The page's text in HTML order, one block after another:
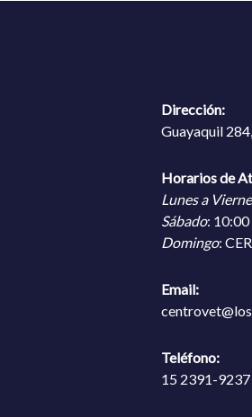
Dirección:
Guayaquil
Horarios de
Lunes a
Sábado:
Domingo:
Email:
Teléfono:
15 2391-9237